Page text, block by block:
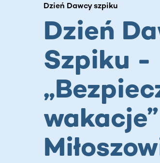
Dzień Dawcy szpiku
Dzień
Szpiku -